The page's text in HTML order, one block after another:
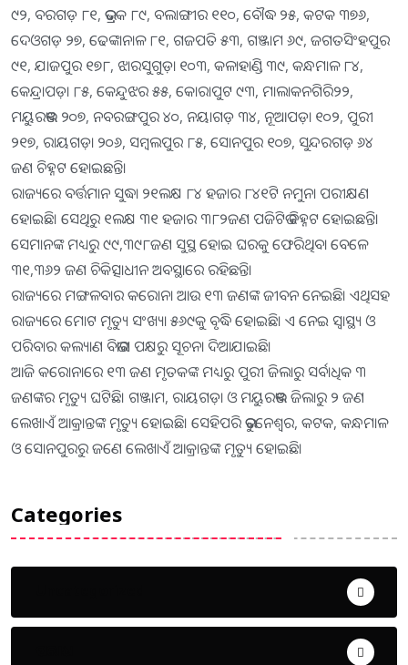
୯୨, ବରଗଡ଼ ୮୧, ଭଦ୍ରକ ୮୯, ବଲାଙ୍ଗୀର ୧୧୦, ବୌଦ୍ଧ ୨୫, କଟକ ୩୭୬,
ଦେଓଗଡ଼ ୨୭, ଢେଙ୍କାନାଳ ୮୧, ଗଜପତି ୫୩, ଗଞ୍ଜାମ ୬୯, ଜଗତସିଂହପୁର
୯୧, ଯାଜପୁର ୧୭୮, ଝାରସୁଗୁଡ଼ା ୧୦୩, କଳାହାଣ୍ଡି ୩୯, କନ୍ଧମାଳ ୮୪,
କେନ୍ଦ୍ରାପଡ଼ା ୮୫, କେନ୍ଦୁଝର ୫୫, କୋରାପୁଟ ୯୩, ମାଲାକନଗିରି୨୨,
ମୟୁରଭଞ୍ଜ ୨୦୭, ନବରଙ୍ଗପୁର ୪୦, ନୟାଗଡ଼ ୩୪, ନୂଆପଡ଼ା ୧୦୨, ପୁରୀ
୨୧୭, ରାୟଗଡ଼ା ୨୦୬, ସମ୍ବଲପୁର ୮୫, ସୋନପୁର ୧୦୭, ସୁନ୍ଦରଗଡ଼ ୬୪
ଜଣ ଚିହ୍ନଟ ହୋଇଛନ୍ତି।
ରାଜ୍ୟରେ ବର୍ତ୍ତମାନ ସୁଦ୍ଧା ୨୧ଲକ୍ଷ ୮୪ ହଜାର ୮୪୧ଟି ନମୁନା ପରୀକ୍ଷଣ
ହୋଇଛି। ସେଥିରୁ ୧ଲକ୍ଷ ୩୧ ହଜାର ୩୮୨ଜଣ ପଜିଟିଭ ଚିହ୍ନଟ ହୋଇଛନ୍ତି।
ସେମାନଙ୍କ ମଧ୍ୟରୁ ୯୯,୩୯୮ଜଣ ସୁସ୍ଥ ହୋଇ ଘରକୁ ଫେରିଥିବା ବେଳେ
୩୧,୩୬୨ ଜଣ ଚିକିତ୍ସାଧୀନ ଅବସ୍ଥାରେ ରହିଛନ୍ତି।
ରାଜ୍ୟରେ ମଙ୍ଗଳବାର କରୋନା ଆଉ ୧୩ ଜଣଙ୍କ ଜୀବନ ନେଇଛି। ଏଥିସହ
ରାଜ୍ୟରେ ମୋଟ ମୃତ୍ୟୁ ସଂଖ୍ୟା ୫୬୯କୁ ବୃଦ୍ଧି ହୋଇଛି। ଏ ନେଇ ସ୍ବାସ୍ଥ୍ୟ ଓ
ପରିବାର କଲ୍ୟାଣ ବିଭାଗ ପକ୍ଷରୁ ସୂଚନା ଦିଆଯାଇଛି।
ଆଜି କରୋନାରେ ୧୩ ଜଣ ମୃତକଙ୍କ ମଧ୍ୟରୁ ପୁରୀ ଜିଲାରୁ ସର୍ବାଧିକ ୩
ଜଣଙ୍କର ମୃତ୍ୟୁ ଘଟିଛି। ଗଞ୍ଜାମ, ରାୟଗଡ଼ା ଓ ମୟୁରଭଞ୍ଜ ଜିଲାରୁ ୨ ଜଣ
ଲେଖାଏଁ ଆକ୍ରାନ୍ତଙ୍କ ମୃତ୍ୟୁ ହୋଇଛି। ସେହିପରି ଭୁବନେଶ୍ବର, କଟକ, କନ୍ଧମାଳ
ଓ ସୋନପୁରରୁ ଜଣେ ଲେଖାଏଁ ଆକ୍ରାନ୍ତଙ୍କ ମୃତ୍ୟୁ ହୋଇଛି।
Categories